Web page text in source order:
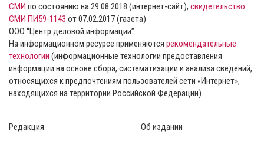
СМИ по состоянию на 29.08.2018 (интернет-сайт), свидетельство
СМИ ПИ59-1143 от 07.02.2017 (газета)
ООО “Центр деловой информации”
На информационном ресурсе применяются рекомендательные
технологии (информационные технологии предоставления
информации на основе сбора, систематизации и анализа сведений,
относящихся к предпочтениям пользователей сети «Интернет»,
находящихся на территории Российской Федерации).
Редакция Об издании